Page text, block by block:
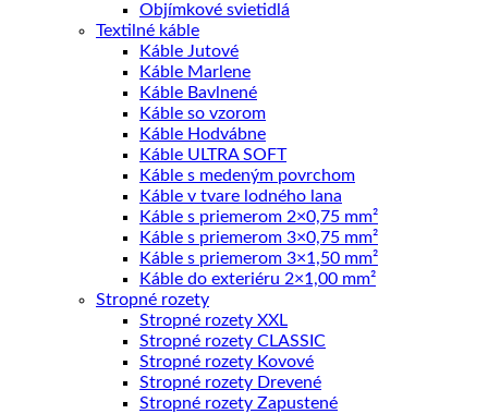
Objímkové svietidlá
Textilné káble
Káble Jutové
Káble Marlene
Káble Bavlnené
Káble so vzorom
Káble Hodvábne
Káble ULTRA SOFT
Káble s medeným povrchom
Káble v tvare lodného lana
Káble s priemerom 2×0,75 mm²
Káble s priemerom 3×0,75 mm²
Káble s priemerom 3×1,50 mm²
Káble do exteriéru 2×1,00 mm²
Stropné rozety
Stropné rozety XXL
Stropné rozety CLASSIC
Stropné rozety Kovové
Stropné rozety Drevené
Stropné rozety Zapustené